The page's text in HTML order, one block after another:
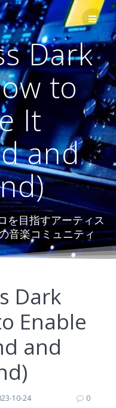
Dark
to
It
and
を目指すアーティス
音楽コミュニティ
Dark
Enable
and
10-24 0